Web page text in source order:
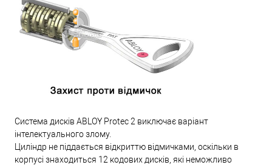
Система дисків ABLOY Protec 2 виключає варіант
інтелектуального злому.
Циліндр не піддається відкриттю відмичками, оскільки в
корпусі знаходиться 12 кодових дисків, які неможливо